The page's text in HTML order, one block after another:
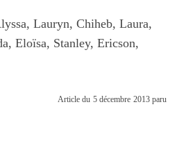
Lauryn, Chiheb, Laura,
Eloïsa, Stanley, Ericson,
Article du 5 décembre 2013 paru